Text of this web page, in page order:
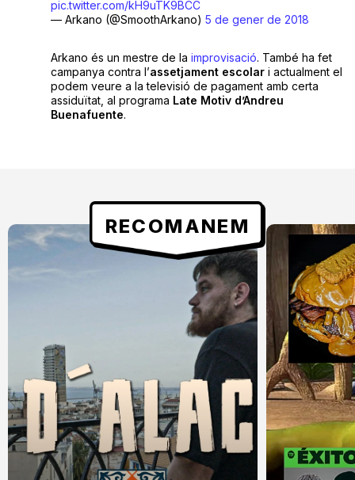
pic.twitter.com/kH9uTK9BCC
— Arkano (@SmoothArkano) 5 de gener de 2018
Arkano és un mestre de la improvisació. També ha fet
campanya contra l’assetjament escolari actualment el
podem veure a la televisió de pagament amb certa
assiduïtat, al programa Late Motiv d’Andreu
Buenafuente.
RECOMANEM